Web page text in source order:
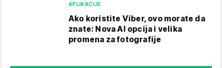
APLIKACIJE
Ako koristite Viber, ovo morate da
znate: Nova AI opcija i velika
promena za fotografije